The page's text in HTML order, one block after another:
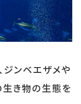
ジンベエザメや
生き物の生態を